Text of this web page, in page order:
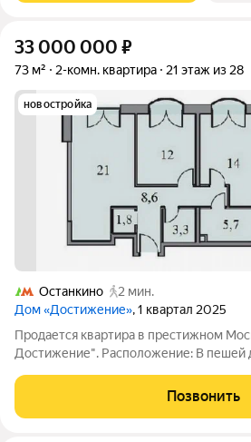
33 000 000 ₽
73 м² 2-комн. квартира 21 этаж из 28
новостройка
Останкино
2 мин.
Дом «Достижение», 1 квартал 2025
Продается квартира в престижном
Достижение". Расположение: В пешей
детьми. Рядом также расположены
приобрести всё необходимое. До метро
Позвонить